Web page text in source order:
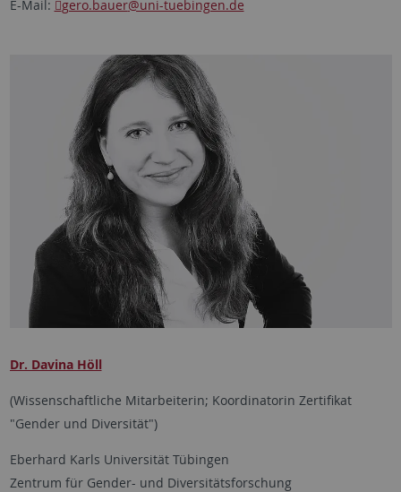
E-Mail:
gero.bauer@uni-tuebingen.de
Dr. Davina Höll
(Wissenschaftliche Mitarbeiterin; Koordinatorin Zertifikat
"Gender und Diversität")
Eberhard Karls Universität Tübingen
Zentrum für Gender- und Diversitätsforschung